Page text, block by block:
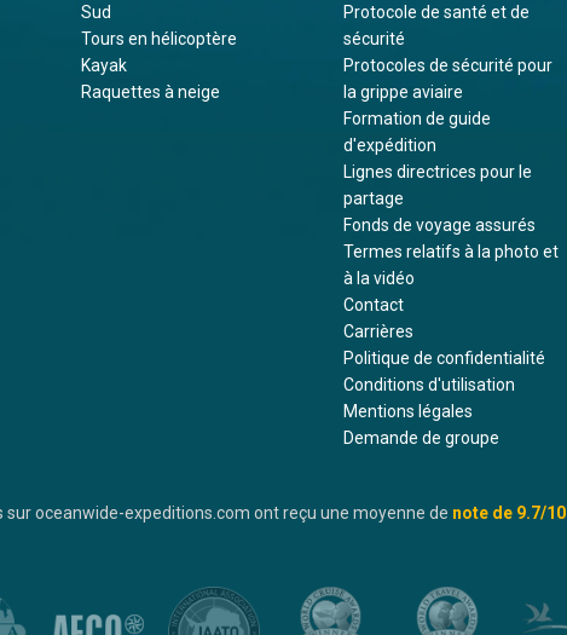
Sud
Tours en hélicoptère
Kayak
Raquettes à neige
Protocole de santé et de
sécurité
Protocoles de sécurité pour
la grippe aviaire
Formation de guide
d'expédition
Lignes directrices pour le
partage
Fonds de voyage assurés
Termes relatifs à la photo et
à la vidéo
Contact
Carrières
Politique de confidentialité
Conditions d'utilisation
Mentions légales
Demande de groupe
sur oceanwide-expeditions.com ont reçu une moyenne de note de 9.7/10